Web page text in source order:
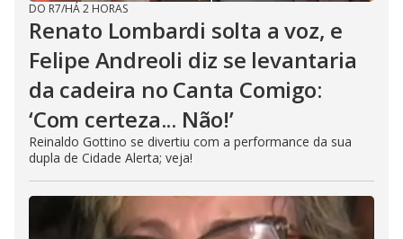
DO R7/HÁ 2 HORAS
Renato Lombardi solta a voz, e
Felipe Andreoli diz se levantaria
da cadeira no Canta Comigo:
‘Com certeza... Não!’
Reinaldo Gottino se divertiu com a performance da sua
dupla de Cidade Alerta; veja!